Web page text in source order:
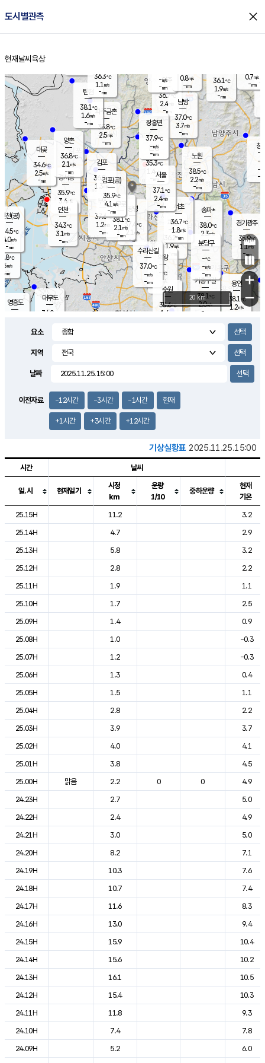
도시별관측 close
홈
현재날씨 육상
의도
℃
m/s
mm
영흥도
양주
36.7℃
2.4
-mm
과천
36.2℃
1.9m/s
- mm
용인
38.1℃
1.2m/s
경기광주
35.9℃
1.1m/s
-mm
3.3m/s
대부도
34.0
경서동
35.9℃
3.4 m/s
-mm
파주금촌
35.8℃
2.5m/s
-mm
36.1℃
1.9m/s
-mm
대곶
34.6℃
2.5m/s
-mm
창
-
-m/
-
탄현
38.1℃
1.6m/s
-mm
0.7m/s
-mm
의왕
- ℃
m/s
mm
김포
36.8℃
1.3 m/s
mm
광명
37.4 ℃
2.1 m/s
-mm
부천
37.6℃
1.2m/s
-mm
양촌
36.8℃
2.1 m/s
-mm
구로
38.1℃
2.1 m/s
-mm
은평
35.3℃
1.4 m/s
- mm
노원
38.5℃
2.2m/s
-mm
송파*
38.0℃
2.3m/s
-mm
서초
36.7℃
1.8m/s
-mm
남방
37.0℃
3.7m/s
-mm
기흥구갈
38.1℃
2.0m/s
-
수리산길
37.0℃
-m/s
-mm
분당구
-℃
-m/s
-mm
장흥면
37.9℃
-m/s
-mm
-m/s
-mm
인천(공)
34.5℃
4.0m/s
-mm
김포(공)
35.9℃
4.1 m/s
-mm
수원
35.6℃
1.6 m/s
인천
34.3℃
3.1 m/s
-mm
서울
37.1℃
2.4m/s
-mm
36.3℃
1.1 m/s
-mm
0.8m/s
-mm
+
−
20 km
요소
지역
날짜
이전자료 -12시간 -3시간 -1시간 현재
+1시간 +3시간 +12시간
기상실황표 2025.11.25.15:00
도시별 기상실황표로 지점, 날씨, 기온, 강수, 바람, 기압등을 안내한 표입
시간 날씨
일.시 현재일기
시정
km
운량
1/10
중하운량
현재
기온
25.15H
11.2
3.2
25.14H
4.7
2.9
25.13H
5.8
3.2
25.12H
2.8
2.2
25.11H
1.9
1.1
25.10H
1.7
2.5
25.09H
1.4
0.9
25.08H
1.0
-0.3
25.07H
1.2
-0.3
25.06H
1.3
0.4
25.05H
1.5
1.1
25.04H
2.8
2.2
25.03H
3.9
3.7
25.02H
4.0
4.1
25.01H
3.8
4.5
25.00H
맑음 2.2 0 0
4.9
24.23H
2.7
5.0
24.22H
2.4
4.9
24.21H
3.0
5.0
24.20H
8.2
7.1
24.19H
10.3
7.6
24.18H
10.7
7.4
24.17H
11.6
8.3
24.16H
13.0
9.4
24.15H
15.9
10.4
24.14H
15.6
10.2
24.13H
16.1
10.5
24.12H
15.4
10.3
24.11H
11.8
9.3
24.10H
7.4
7.8
24.09H
5.2
6.0